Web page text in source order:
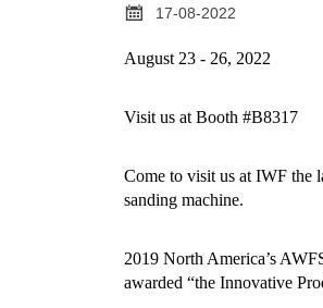
 17-08-2022
August 23 - 26, 2022
Visit us at Booth #B8317
Come to visit us at IWF the
sanding machine.
2019 North America’s
awarded “the Innovative